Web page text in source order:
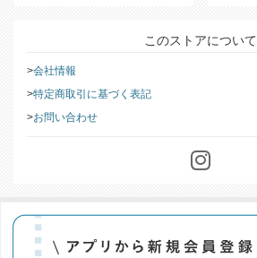
このストアについて
会社情報
特定商取引に基づく表記
お問い合わせ